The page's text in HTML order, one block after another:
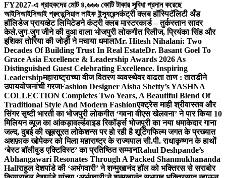
FY2027-এ গ্রাহকদের মোট ৪,৬৬৬ কোটি টাকার সুবিধা প্রদান করেছে
আইসিআইসিআই প্রুডেন্সিয়াল লাইফ ইন্স্যুরেন্সकंट्री क्लब हॉस्पिटॅलिटी अँड
हॉलिडेज प्रायव्हेट लिमिटेडने कंट्री क्लब मास्टरकार्ड – तुर्कस्तान सादर
केले.जुग-जुग जीने की दुआ वाला भोजपुरी लोकगीत रिलीज, प्रियंका सिंह और
इशिका तोरिया की जोड़ी ने मचाया धमालMr. Hitesh Nihalani: Two
Decades Of Building Trust In Real EstateDr. Basant Goel To
Grace Asia Excellence & Leadership Awards 2026 As
Distinguished Guest Celebrating Excellence. Inspiring
Leadershipमहाराष्ट्राच्या वीज वितरण व्यवस्थेवर वाढता ताण : तातडीने
उपाययोजनांची गरजFashion Designer Aisha Shetty’s YASHNA
COLLECTION Completes Two Years, A Beautiful Blend Of
Traditional Style And Modern Fashionएक्ट्रेस माही श्रीवास्तव और
सिंगर सृष्टी भारती का भोजपुरी लोकगीत ‘गवना वीएस खेलवना’ ने पार किया 10
मिलियन व्यूज का आंकड़ावर्ल्डवाइड रिकॉर्ड्स भोजपुरी का नया धमाकेदार गाना
जल्द, दुबई की खूबसूरत लोकेशन्स पर हो रही है शूटिंगफिल्म जगत के प्रख्यात
अशफ़ाक खोपेकर को मिला महाराष्ट्र के राज्यपाल सी.पी. राधाकृष्णन के हाथों
‘बेस्ट बॉलीवुड एक्टिविस्ट’ का प्रतिष्ठित सम्मानRahul Deshpande’s
Abhangawari Resonates Through A Packed Shanmukhananda
Hallराहुल देशपांडे की ‘अभंगवारी’ ने शन्मुखानंद हॉल को भक्तिरस से सराबोर